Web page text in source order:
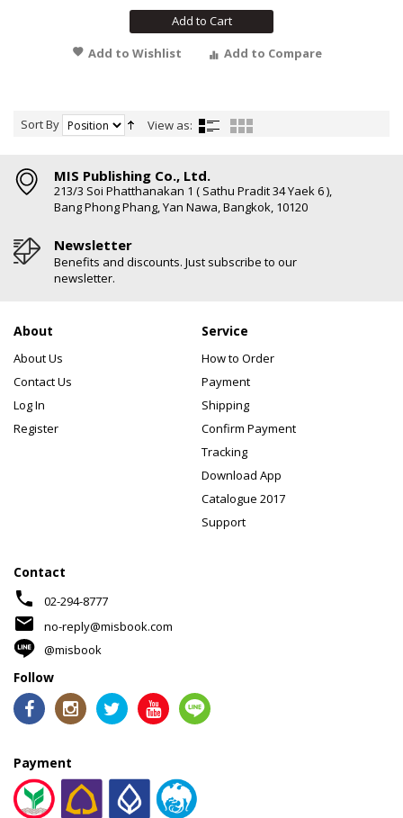
Add to Cart
Add to Wishlist
Add to Compare
Sort By View as:
MIS Publishing Co., Ltd.
213/3 Soi Phatthanakan 1 ( Sathu Pradit 34 Yaek 6 ),
Bang Phong Phang, Yan Nawa, Bangkok, 10120
Newsletter
Benefits and discounts. Just subscribe to our
newsletter.
About
About Us
Contact Us
Log In
Register
Service
How to Order
Payment
Shipping
Confirm Payment
Tracking
Download App
Catalogue 2017
Support
Contact
phone 02-294-8777
mail
no-reply@misbook.com
@misbook
Follow
Payment